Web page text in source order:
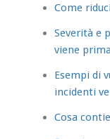
Come
Severità e
viene prima
Esempi di
incidenti
Cosa